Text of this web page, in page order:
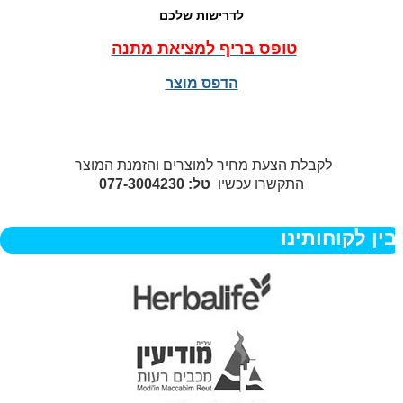
לדרישות שלכם
טופס בריף למציאת מתנה
הדפס מוצר
לקבלת הצעת מחיר למוצרים והזמנת המוצר
התקשרו עכשיו טל: 077-3004230
לקוחותינו